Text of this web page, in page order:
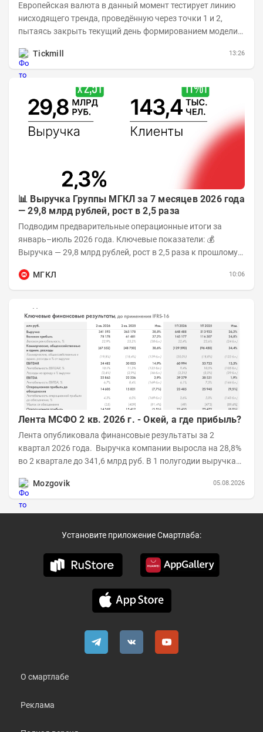
Европейская валюта в данный момент тестирует линию
нисходящего тренда, проведённую через точки 1 и 2,
пытаясь закрыть текущий день формированием модели
Tickmill
13:26
📊 Выручка Группы МГКЛ за 7 месяцев 2026 года
— 29,8 млрд рублей, рост в 2,5 раза
Подводим предварительные операционные итоги за
январь–июль 2026 года. Ключевые показатели: 💰
Выручка — 29,8 млрд рублей, рост в 2,5 раза к прошлому
МГКЛ
10:06
Лента МСФО 2 кв. 2026 г. - Окей, а где прибыль?
Лента опубликовала финансовые результаты за 2
квартал 2026 года. Выручка компании выросла на 28,8%
во 2 квартале до 341,6 млрд руб. В 1 полугодии выручка
Mozgovik
05.08.2026
Установите приложение Смартлаба:
О смартлабе
Реклама